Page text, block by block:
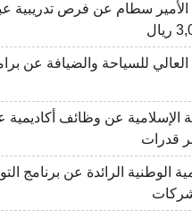
الأمير سطام عن فرص تدريبية
العالي للسياحة والضيافة عن
الإسلامية عن وظائف
قدرات
الوطنية الرائدة عن برنامج